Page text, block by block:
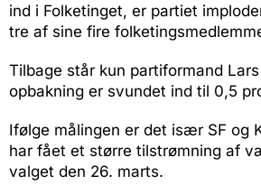
ind i Folketinget, er partiet
tre af sine fire
Tilbage står kun partiformand
opbakning er svundet ind til 0,5
Ifølge målingen er det især SF og
har fået et større tilstrømning af
valget den 26. marts.